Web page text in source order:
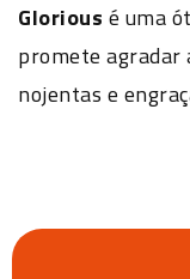
Glorious é uma
promete agradar
nojentas e